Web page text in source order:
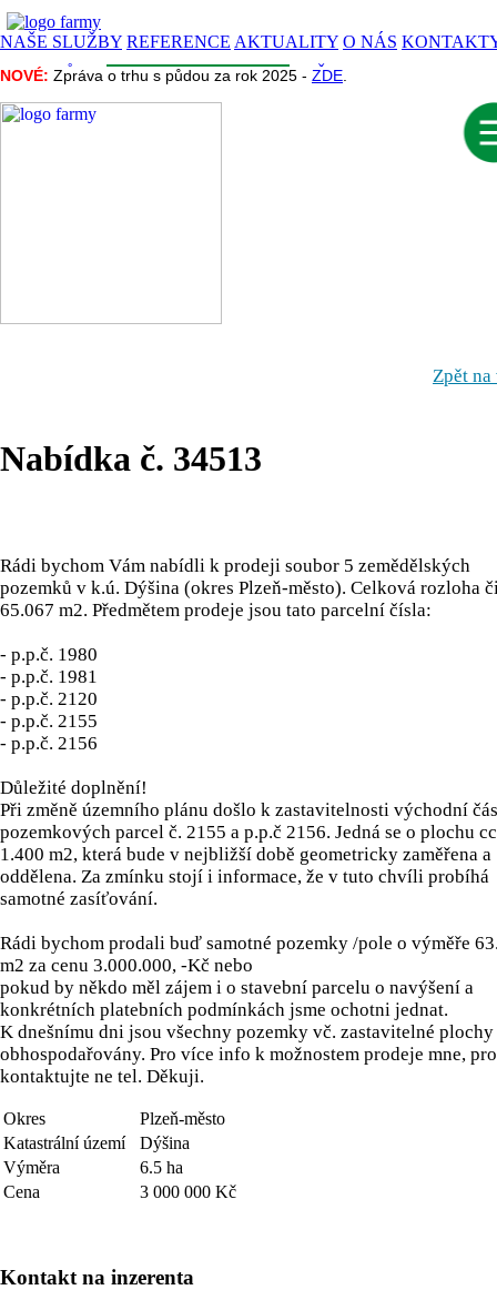
NAŠE SLUŽBY REFERENCE AKTUALITY O NÁS
NOVÉ: Zpráva o trhu s půdou za rok 2025 - ZDE
CENA PŮDY INZERCEINFORMACENAŠE PROJEKTY
NOVÉ: Zpráva o trhu s půdou za rok 2025 - ZDE
Zpět
Nabídka č. 34513
Rádi bychom Vám nabídli k prodeji soubor 5 zemědělských
pozemků v k.ú. Dýšina (okres Plzeň-město). Celková rozloha
65.067 m2. Předmětem prodeje jsou tato parcelní čísla:
- p.p.č. 1980
- p.p.č. 1981
- p.p.č. 2120
- p.p.č. 2155
- p.p.č. 2156
Důležité doplnění!
Při změně územního plánu došlo k zastavitelnosti východní
pozemkových parcel č. 2155 a p.p.č 2156. Jedná se o plochu
1.400 m2, která bude v nejbližší době geometricky zaměřena a
oddělena. Za zmínku stojí i informace, že v tuto chvíli probíhá
samotné zasíťování.
Rádi bychom prodali buď samotné pozemky /pole o výměře
m2 za cenu 3.000.000, -Kč nebo
pokud by někdo měl zájem i o stavební parcelu o navýšení a
konkrétních platebních podmínkách jsme ochotni jednat.
K dnešnímu dni jsou všechny pozemky vč. zastavitelné plochy
obhospodařovány. Pro více info k možnostem prodeje mne,
kontaktujte ne tel. Děkuji.
Okres
Plzeň-město
Katastrální území
Dýšina
Výměra
6.5 ha
Cena
3 000 000 Kč
Kontakt na inzerenta